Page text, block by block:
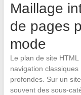
Maillage
de pages
mode
Le plan de site
navigation
profondes. Sur un
souvent des sous-